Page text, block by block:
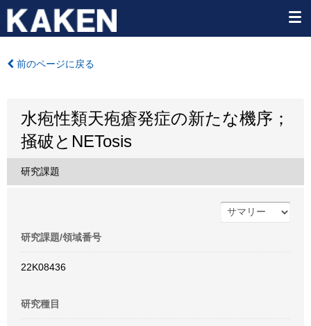
前のページに戻る
水疱性類天疱瘡発症の新たな機序；
掻破とNETosis
研究課題
研究課題/領域番号
22K08436
研究種目